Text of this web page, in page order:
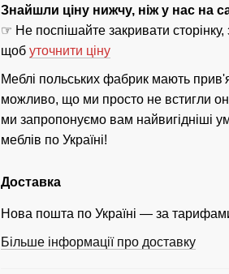
Знайшли ціну нижчу, ніж у нас на
☞ Не поспішайте закривати сторінку,
щобуточнити ціну
Меблі польських фабрик мають
можливо, що ми просто не встигли
ми запропонуємо вам найвигідніші
меблів по Україні!
Доставка
Нова пошта по Україні — за
Більше інформації про доставку